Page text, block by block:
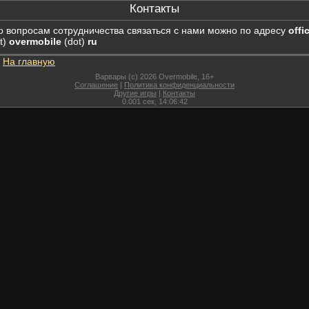
Контакты
вопросам сотрудничества связаться с нами можно по адресу
overmobile (dot) ru
На главную
Варвары (c) 2026 Overmobile, 16+
Соглашение | Политика конфиденциальности
Другие игры | Контакты
0.001 сек, 14:06:42